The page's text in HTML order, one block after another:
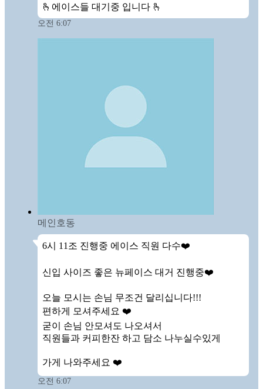
🫰에이스들 대기중 입니다 🫰
오전 6:07
메인호동
6시 11조 진행중 에이스 직원 다수❤️
신입 사이즈 좋은 뉴페이스 대거 진행중❤️
오늘 모시는 손님 무조건 달리십니다!!!
편하게 모셔주세요 ❤️
굳이 손님 안모셔도 나오셔서
직원들과 커피한잔 하고 담소 나누실수있게
가게 나와주세요 ❤️
오전 6:07